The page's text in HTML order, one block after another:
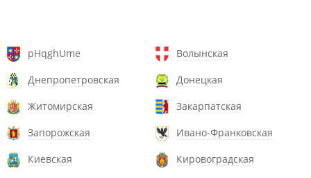
pHqghUme
Волынская
Днепропетровская
Донецкая
Житомирская
Закарпатская
Запорожская
Ивано-Франковская
Киевская
Кировоградская